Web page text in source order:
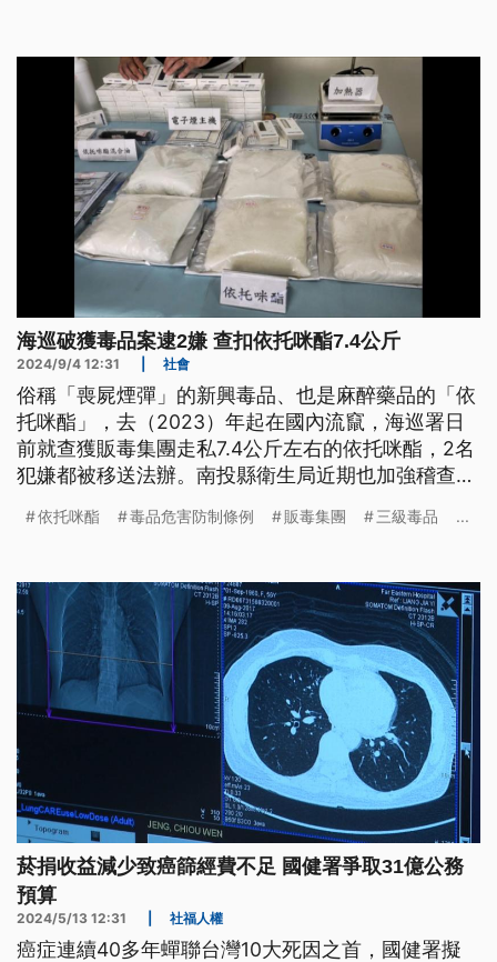
海巡破獲毒品案逮2嫌 查扣依托咪酯7.4公斤
2024/9/4 12:31 社會
俗稱「喪屍煙彈」的新興毒品、也是麻醉藥品的「依
托咪酯」，去（2023）年起在國內流竄，海巡署日
前就查獲販毒集團走私7.4公斤左右的依托咪酯，2名
犯嫌都被移送法辦。南投縣衛生局近期也加強稽查藥
有流向異常或濫用情形。
依托咪酯 毒品危害防制條例 販毒集團 三級毒品 ...
菸捐收益減少致癌篩經費不足 國健署爭取31億公務
預算
2024/5/13 12:31 社福人權
癌症連續40多年蟬聯台灣10大死因之首，國健署擬